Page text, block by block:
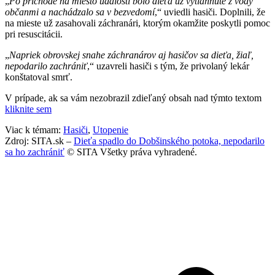
občanmi a nachádzalo sa v bezvedomí,“ uviedli hasiči. Doplnili, že
na mieste už zasahovali záchranári, ktorým okamžite poskytli pomoc
pri resuscitácii.
„Napriek obrovskej snahe záchranárov aj hasičov sa dieťa, žiaľ,
nepodarilo zachrániť,“ uzavreli hasiči s tým, že privolaný lekár
konštatoval smrť.
V prípade, ak sa vám nezobrazil zdieľaný obsah nad týmto textom
kliknite sem
Viac k témam: Hasiči, Utopenie
Zdroj: SITA.sk – Dieťa spadlo do Dobšinského potoka, nepodarilo
sa ho zachrániť © SITA Všetky práva vyhradené.